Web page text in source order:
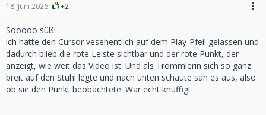
18. Juni 2026 +2
Sooooo süß!
ich hatte den Cursor vesehentlich auf dem Play-Pfeil gelassen und
dadurch blieb die rote Leiste sichtbar und der rote Punkt, der
anzeigt, wie weit das Video ist. Und als Trommlerin sich so ganz
breit auf den Stuhl legte und nach unten schaute sah es aus, also
ob sie den Punkt beobachtete. War echt knuffig!